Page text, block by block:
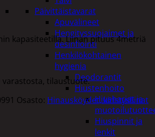
Päivittäistavarat
Apuvälineet
Hengityssuojaimet ja
desinfiointi
Henkilökohtainen
hygienia
Deodorantit
Hiustenhoito
Hiusharjat ja
Hiuspinnit ja
lenkit
kapasiteetilla. Liinan pituus 4metriä
tilaustuote.
Osasto: Hinausköydet, kiristysliinat